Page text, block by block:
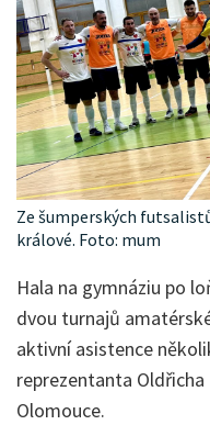
Ze šumperských
králové. Foto: mum
Hala na gymnáziu po
dvou turnajů
aktivní asistence
reprezentanta
Olomouce.